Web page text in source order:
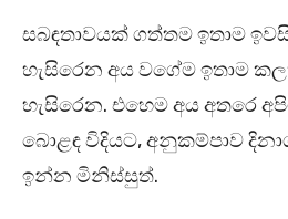
සබඳතාවයක් ගත්තම ඉතාම
හැසිරෙන අය වගේම ඉතාම
හැසිරෙන. එහෙම අය අතරෙ
බොළඳ විදියට, අනුකම්පාව
ඉන්න මිනිස්සුත්.